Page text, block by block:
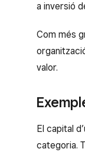
a inversió
Com més
valor.
El capital
categoria.